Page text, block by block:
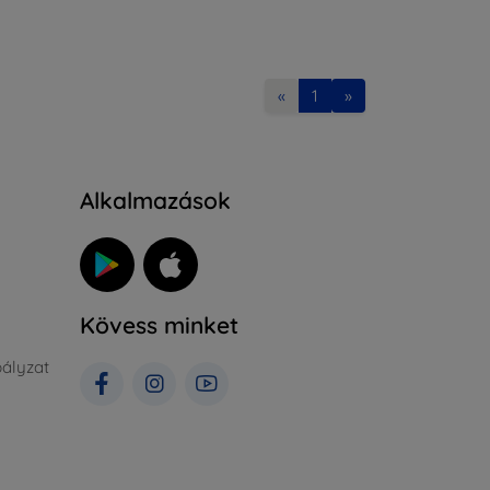
« 1 »
Alkalmazások
Kövess minket